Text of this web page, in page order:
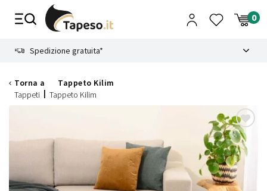
Spedizione gratuita*
Torna a
Tappeto Kilim
Tappeti
Tappeto Kilim